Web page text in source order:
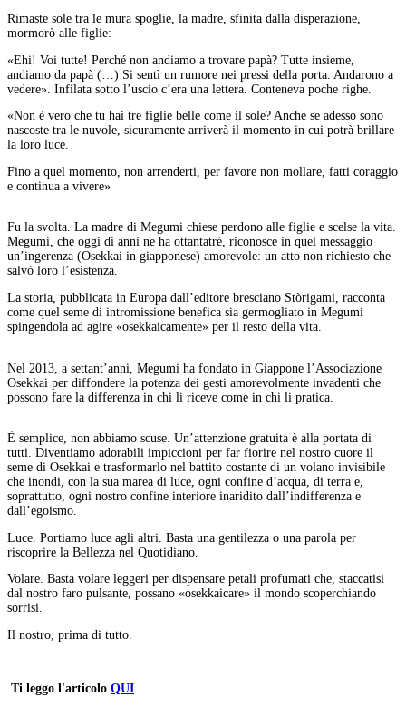
Rimaste sole tra le mura spoglie, la madre, sfinita dalla disperazione,
mormorò alle figlie:
«Ehi! Voi tutte! Perché non andiamo a trovare papà? Tutte insieme,
andiamo da papà (…) Si sentì un rumore nei pressi della porta. Andarono a
vedere». Infilata sotto l’uscio c’era una lettera. Conteneva poche righe.
«Non è vero che tu hai tre figlie belle come il sole? Anche se adesso sono
nascoste tra le nuvole, sicuramente arriverà il momento in cui potrà brillare
la loro luce.
Fino a quel momento, non arrenderti, per favore non mollare, fatti coraggio
e continua a vivere»
Fu la svolta. La madre di Megumi chiese perdono alle figlie e scelse la vita.
Megumi, che oggi di anni ne ha ottantatré, riconosce in quel messaggio
un’ingerenza (Osekkai in giapponese) amorevole: un atto non richiesto che
salvò loro l’esistenza.
La storia, pubblicata in Europa dall’editore bresciano Stòrigami, racconta
come quel seme di intromissione benefica sia germogliato in Megumi
spingendola ad agire «osekkaicamente» per il resto della vita.
Nel 2013, a settant’anni, Megumi ha fondato in Giappone l’Associazione
Osekkai per diffondere la potenza dei gesti amorevolmente invadenti che
possono fare la differenza in chi li riceve come in chi li pratica.
È semplice, non abbiamo scuse. Un’attenzione gratuita è alla portata di
tutti. Diventiamo adorabili impiccioni per far fiorire nel nostro cuore il
seme di Osekkai e trasformarlo nel battito costante di un volano invisibile
che inondi, con la sua marea di luce, ogni confine d’acqua, di terra e,
soprattutto, ogni nostro confine interiore inaridito dall’indifferenza e
dall’egoismo.
Luce. Portiamo luce agli altri. Basta una gentilezza o una parola per
riscoprire la Bellezza nel Quotidiano.
Volare. Basta volare leggeri per dispensare petali profumati che, staccatisi
dal nostro faro pulsante, possano «osekkaicare» il mondo scoperchiando
sorrisi.
Il nostro, prima di tutto.
Ti leggo l'articolo QUI